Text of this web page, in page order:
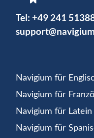
Tel: +49 241
Navigium für
Navigium für
Navigium für Latein
Navigium für